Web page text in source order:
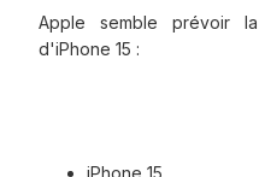
Apple semble prévoir
d'iPhone 15 :